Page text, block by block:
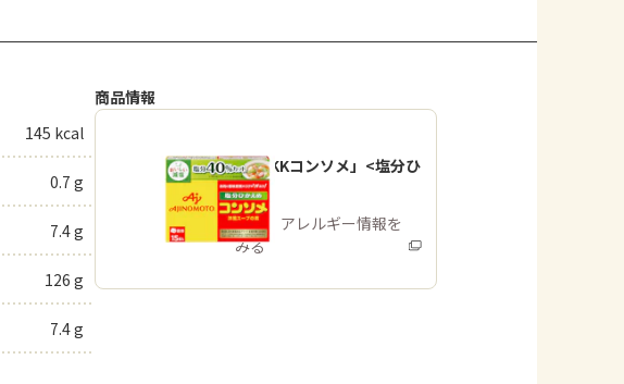
145 kcal
0.7 g
7.4 g
126 g
7.4 g
商品情報
「味の素KKコンソメ」<塩分ひ
かえめ>
商品・アレルギー情報を
みる